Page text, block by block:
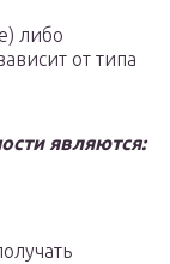
либо
от типа
являются: